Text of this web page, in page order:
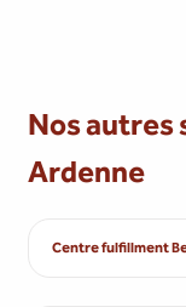
Nos autres
Ardenne
Centre fulfillment